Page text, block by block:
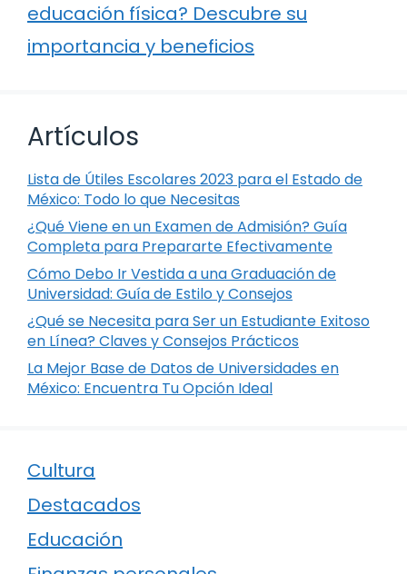
educación física? Descubre su
importancia y beneficios
Artículos
Lista de Útiles Escolares 2023 para el Estado de
México: Todo lo que Necesitas
¿Qué Viene en un Examen de Admisión? Guía
Completa para Prepararte Efectivamente
Cómo Debo Ir Vestida a una Graduación de
Universidad: Guía de Estilo y Consejos
¿Qué se Necesita para Ser un Estudiante Exitoso
en Línea? Claves y Consejos Prácticos
La Mejor Base de Datos de Universidades en
México: Encuentra Tu Opción Ideal
Cultura
Destacados
Educación